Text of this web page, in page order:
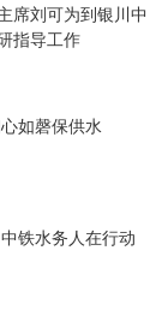
席刘可为到银川中
指导工作
如磬保供水
铁水务人在行动